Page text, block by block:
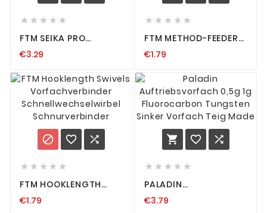
    
FTM SEIKA PRO
FLUOROCARBON 60
WIRBEL + KARABINER
FLUO
€3.29
    
FTM METHOD-FEEDER
VORFACHHAKEN HAIR
QUICK STOP
€1.79
  
    
FTM HOOKLENGTH
VORFACHVERBINDER
€1.79
  
    
PALADIN
0,5G 1G
€3.79